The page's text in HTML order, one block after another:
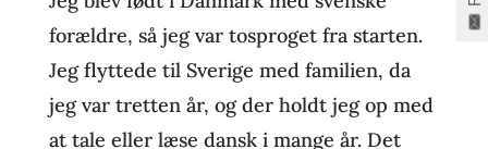
forældre, så jeg var tosproget fra starten.
Jeg flyttede til Sverige med familien, da
jeg var tretten år, og der holdt jeg op med
at tale eller læse dansk i mange år. Det